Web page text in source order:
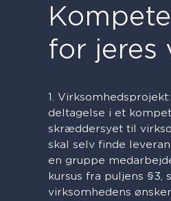
for jeres
1.
deltagelse i et
skræddersyet til
skal selv finde
en gruppe
kursus fra puljens §3,
virksomhedens